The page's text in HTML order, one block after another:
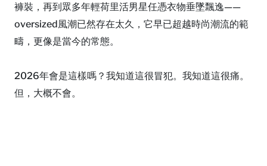
褲裝，再到眾多年輕荷里活男星任憑衣物垂墜飄逸——
oversized風潮已然存在太久，它早已超越時尚潮流的範
疇，更像是當今的常態。
2026年會是這樣嗎？我知道這很冒犯。我知道這很痛。
但，大概不會。